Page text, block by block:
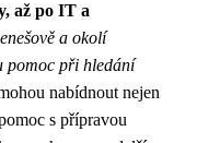
až po IT a
a okolí
pomoc při hledání
nabídnout nejen
s přípravou